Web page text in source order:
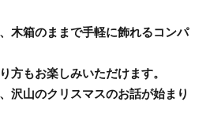
木箱のままで手軽に飾れるコンパ
方もお楽しみいただけます。
沢山のクリスマスのお話が始まり